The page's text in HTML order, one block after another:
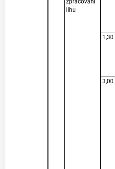
zpracování
lihu
1,30
3,00